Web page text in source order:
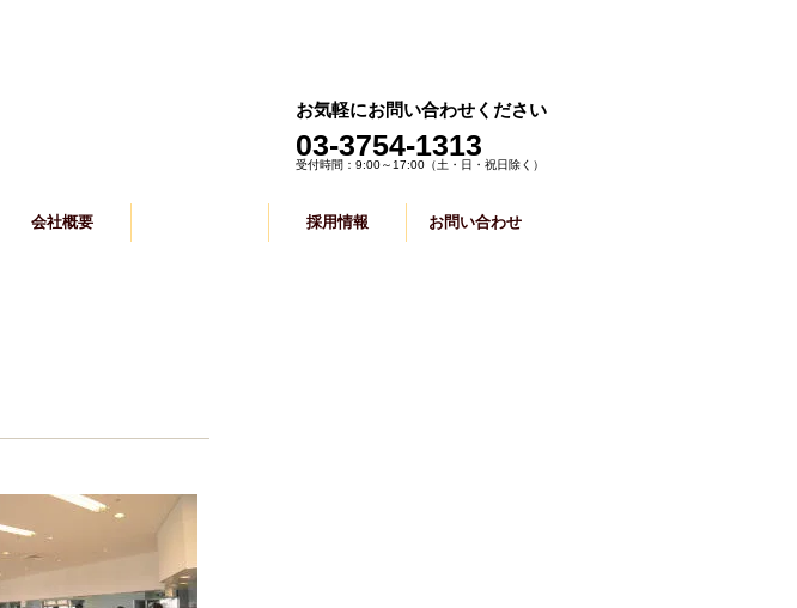
会社概要 採用情報 お問い合わせ
​03-3754-1313
お気軽にお問い合わせください
受付時間：9:00～17:00 （土・日・祝日除く）